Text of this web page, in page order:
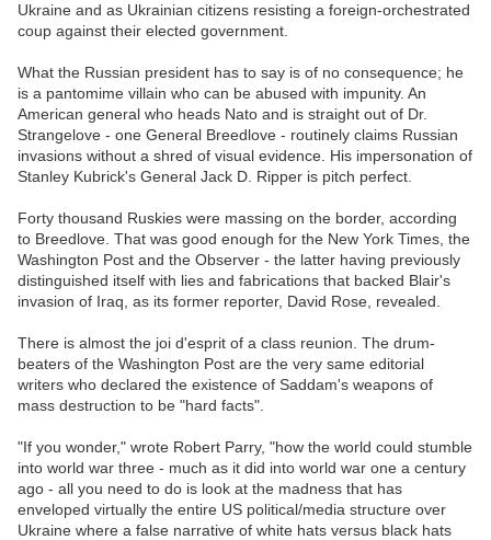
Ukraine and as Ukrainian citizens resisting a foreign-orchestrated
coup against their elected government.
What the Russian president has to say is of no consequence; he
is a pantomime villain who can be abused with impunity. An
American general who heads Nato and is straight out of Dr.
Strangelove - one General Breedlove - routinely claims Russian
invasions without a shred of visual evidence. His impersonation of
Stanley Kubrick's General Jack D. Ripper is pitch perfect.
Forty thousand Ruskies were massing on the border, according
to Breedlove. That was good enough for the New York Times, the
Washington Post and the Observer - the latter having previously
distinguished itself with lies and fabrications that backed Blair's
invasion of Iraq, as its former reporter, David Rose, revealed.
There is almost the joi d'esprit of a class reunion. The drum-
beaters of the Washington Post are the very same editorial
writers who declared the existence of Saddam's weapons of
mass destruction to be "hard facts".
"If you wonder," wrote Robert Parry, "how the world could stumble
into world war three - much as it did into world war one a century
ago - all you need to do is look at the madness that has
enveloped virtually the entire US political/media structure over
Ukraine where a false narrative of white hats versus black hats